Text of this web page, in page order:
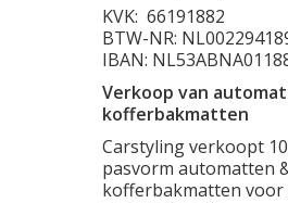
KVK: 66191882
BTW-NR:
IBAN:
Verkoop van
kofferbakmatten
Carstyling verkoopt
pasvorm automatten
kofferbakmatten voor